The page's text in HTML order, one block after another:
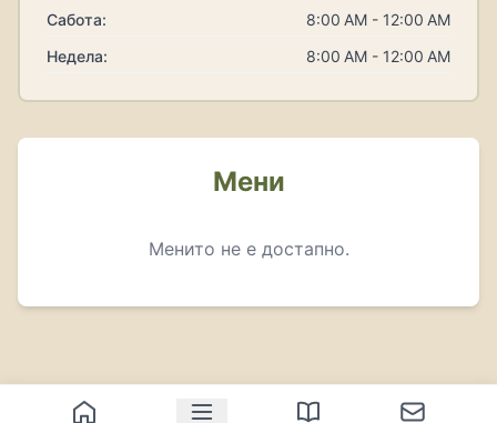
Сабота:
8:00 AM - 12:00 AM
Недела:
8:00 AM - 12:00 AM
Мени
Менито не е достапно.